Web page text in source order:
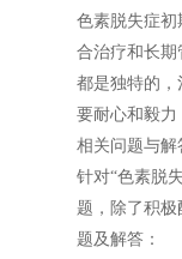
色素脱失症
合治疗和长
都是独特的
要耐心和毅力
相关问题与解
针对“色素脱
题，除了积极
题及解答：